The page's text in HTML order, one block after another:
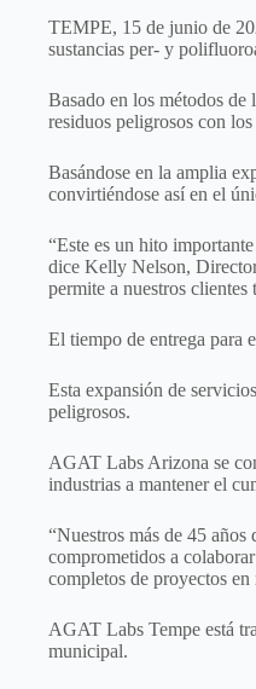
TEMPE, 15 de junio de
sustancias per- y
Basado en los métodos
residuos peligrosos con
Basándose en la amplia
convirtiéndose así en el
“Este es un hito
dice Kelly Nelson,
permite a nuestros
El tiempo de entrega para
Esta expansión de
peligrosos.
AGAT Labs Arizona se
industrias a mantener el
“Nuestros más de 45
comprometidos a
completos de proyectos en
AGAT Labs Tempe está
municipal.